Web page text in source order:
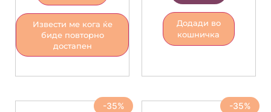
Извести ме кога ќе
биде повторно
достапен
Додади во
кошничка
-35% -35%